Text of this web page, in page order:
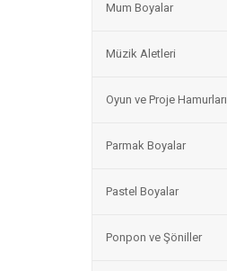
Mum Boyalar
Müzik Aletleri
Oyun ve Proje Hamurları
Parmak Boyalar
Pastel Boyalar
Ponpon ve Şöniller